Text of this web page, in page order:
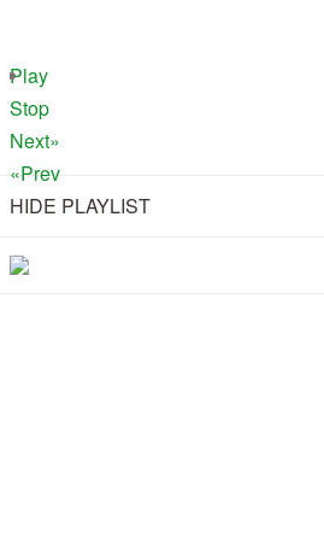
Play
Stop
Next»
«Prev
HIDE PLAYLIST